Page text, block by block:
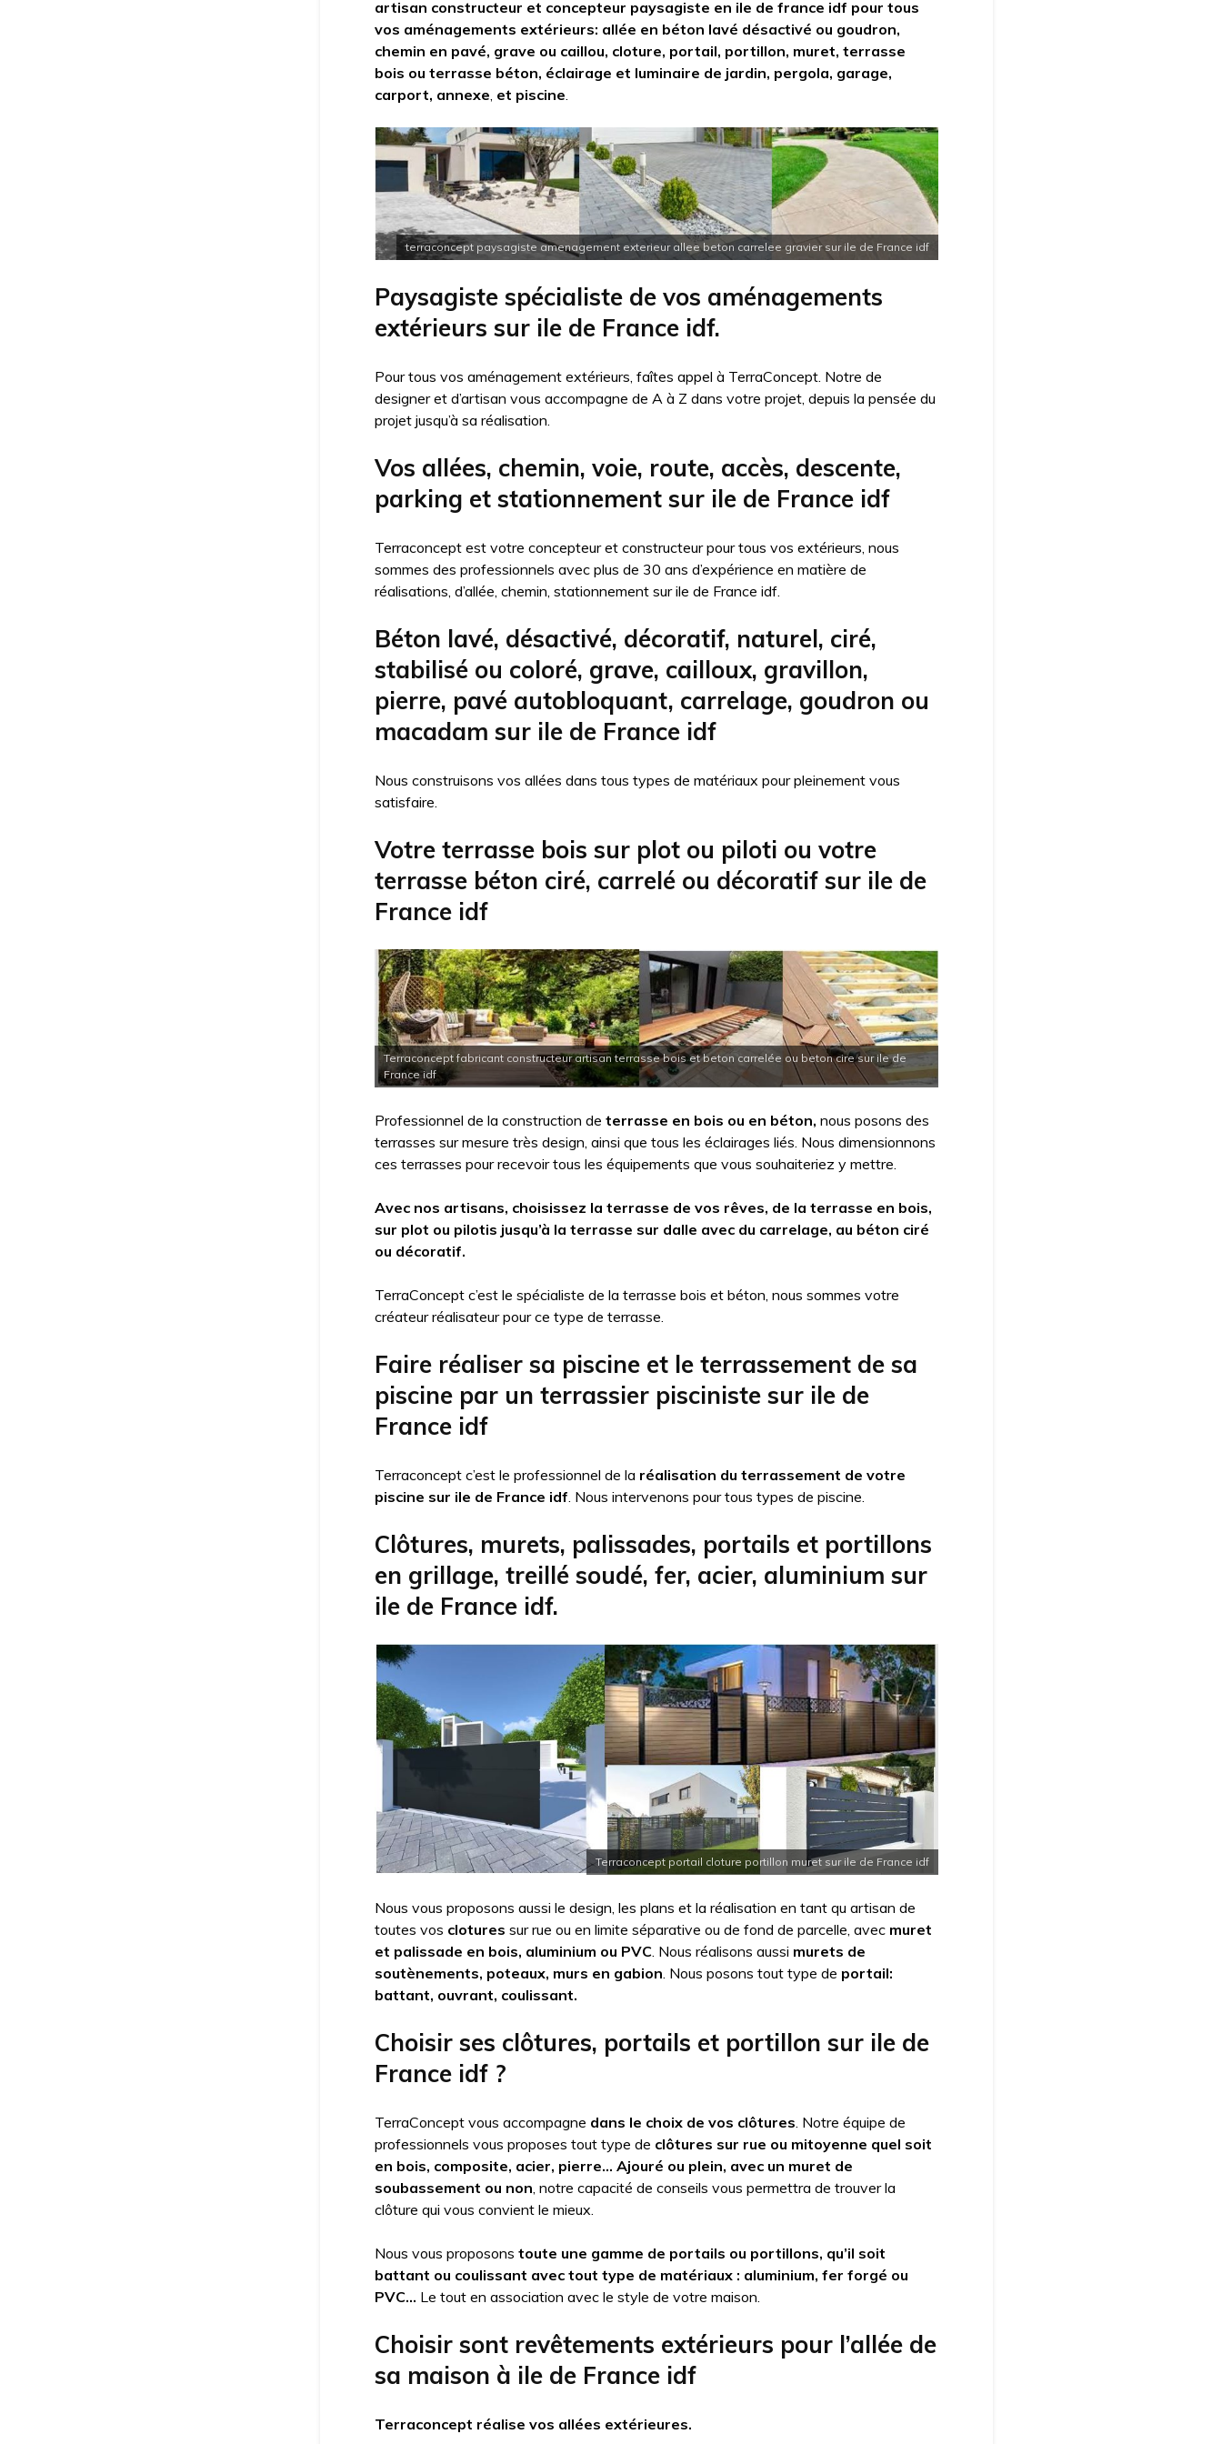
artisan constructeur et concepteur paysagiste en ile de france idf pour tous
vos aménagements extérieurs: allée en béton lavé désactivé ou goudron,
chemin en pavé, grave ou caillou, cloture, portail, portillon, muret, terrasse
bois ou terrasse béton, éclairage et luminaire de jardin, pergola, garage,
carport, annexe et piscine
terraconcept paysagiste amenagement exterieur allee beton carrelee gravier sur ile de France idf
Paysagiste spécialiste de vos aménagements
extérieurs sur ile de France idf.
Pour tous vos aménagement extérieurs, faîtes appel à TerraConcept. Notre de
designer et d’artisan vous accompagne de A à Z dans votre projet, depuis la pensée du
projet jusqu’à sa réalisation.
Vos allées, chemin, voie, route, accès, descente,
parking et stationnement sur ile de France idf
Terraconcept est votre concepteur et constructeur pour tous vos extérieurs, nous
sommes des professionnels avec plus de 30 ans d’expérience en matière de
réalisations, d’allée, chemin, stationnement sur ile de France idf.
Béton lavé, désactivé, décoratif, naturel, ciré,
stabilisé ou coloré, grave, cailloux, gravillon,
pierre, pavé autobloquant, carrelage, goudron ou
macadam sur ile de France idf
Nous construisons vos allées dans tous types de matériaux pour pleinement vous
satisfaire.
Votre terrasse bois sur plot ou piloti ou votre
terrasse béton ciré, carrelé ou décoratif sur ile de
France idf
Terraconcept fabricant constructeur artisan terrasse bois et beton carrelée ou beton cire sur ile de
France idf
Professionnel de la construction de terrasse en bois ou en béton, nous posons des
terrasses sur mesure très design, ainsi que tous les éclairages liés. Nous dimensionnons
ces terrasses pour recevoir tous les équipements que vous souhaiteriez y mettre.
Avec nos artisans, choisissez la terrasse de vos rêves, de la terrasse en bois,
sur plot ou pilotis jusqu’à la terrasse sur dalle avec du carrelage, au béton ciré
ou décoratif.
TerraConcept c’est le spécialiste de la terrasse bois et béton, nous sommes votre
créateur réalisateur pour ce type de terrasse.
Faire réaliser sa piscine et le terrassement de sa
piscine par un terrassier pisciniste sur ile de
France idf
Terraconcept c’est le professionnel de la réalisation du terrassement de votre
piscine sur ile de France idf . Nous intervenons pour tous types de piscine.
Clôtures, murets, palissades, portails et portillons
en grillage, treillé soudé, fer, acier, aluminium sur
ile de France idf.
Terraconcept portail cloture portillon muret sur ile de France idf
Nous vous proposons aussi le design, les plans et la réalisation en tant qu artisan de
toutes vos clotures sur rue ou en limite séparative ou de fond de parcelle, avec muret
et palissade en bois, aluminium ou PVC. Nous réalisons aussi murets de
soutènements, poteaux, murs en gabion. Nous posons tout type de portail:
battant, ouvrant, coulissant.
Choisir ses clôtures, portails et portillon sur ile de
France idf ?
TerraConcept vous accompagne dans le choix de vos clôtures. Notre équipe de
professionnels vous proposes tout type de clôtures sur rue ou mitoyenne quel soit
en bois, composite, acier, pierre… Ajouré ou plein, avec un muret de
soubassement ou non, notre capacité de conseils vous permettra de trouver la
clôture qui vous convient le mieux.
Nous vous proposons toute une gamme de portails ou portillons, qu’il soit
battant ou coulissant avec tout type de matériaux : aluminium, fer forgé ou
PVC… Le tout en association avec le style de votre maison.
Choisir sont revêtements extérieurs pour l’allée de
sa maison à ile de France idf
Terraconcept réalise vos allées extérieures.